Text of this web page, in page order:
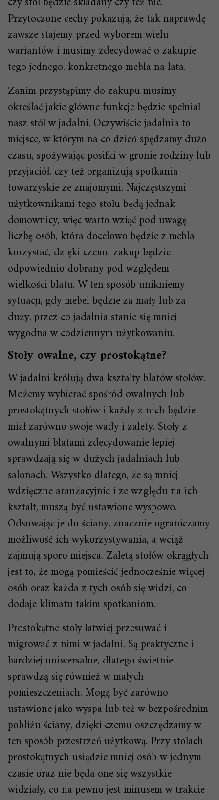
Przytoczone cechy pokazują, że tak naprawdę
zawsze stajemy przed wyborem wielu
wariantów i musimy zdecydować o zakupie
tego jednego, konkretnego mebla na lata.
Zanim przystąpimy do zakupu musimy
określać jakie główne funkcje będzie spełniał
nasz stół w jadalni. Oczywiście jadalnia to
miejsce, w którym na co dzień spędzamy dużo
czasu, spożywając posiłki w gronie rodziny lub
przyjaciół, czy też organizują spotkania
towarzyskie ze znajomymi. Najczęstszymi
użytkownikami tego stołu będą jednak
domownicy, więc warto wziąć pod uwagę
liczbę osób, która docelowo będzie z mebla
korzystać, dzięki czemu zakup będzie
odpowiednio dobrany pod względem
wielkości blatu. W ten sposób unikniemy
sytuacji, gdy mebel będzie za mały lub za
duży, przez co jadalnia stanie się mniej
wygodna w codziennym użytkowaniu.
Stoły owalne, czy prostokątne?
W jadalni królują dwa kształty blatów stołów.
Możemy wybierać spośród owalnych lub
prostokątnych stołów i każdy z nich będzie
miał zarówno swoje wady i zalety. Stoły z
owalnymi blatami zdecydowanie lepiej
sprawdzają się w dużych jadalniach lub
salonach. Wszystko dlatego, że są mniej
wdzięczne aranżacyjnie i ze względu na ich
kształt, muszą być ustawione wyspowo.
Odsuwając je do ściany, znacznie ograniczamy
możliwość ich wykorzystywania, a wciąż
zajmują sporo miejsca. Zaletą stołów okrągłych
jest to, że mogą pomieścić jednocześnie więcej
osób oraz każda z tych osób się widzi, co
dodaje klimatu takim spotkaniom.
Prostokątne stoły łatwiej przesuwać i
migrować z nimi w jadalni. Są praktyczne i
bardziej uniwersalne, dlatego świetnie
sprawdzą się również w małych
pomieszczeniach. Mogą być zarówno
ustawione jako wyspa lub też w bezpośrednim
pobliżu ściany, dzięki czemu oszczędzamy w
ten sposób przestrzeń użytkową. Przy stołach
prostokątnych usiądzie mniej osób w jednym
czasie oraz nie będa one się wszystkie
widziały, co na pewno jest minusem w trakcie